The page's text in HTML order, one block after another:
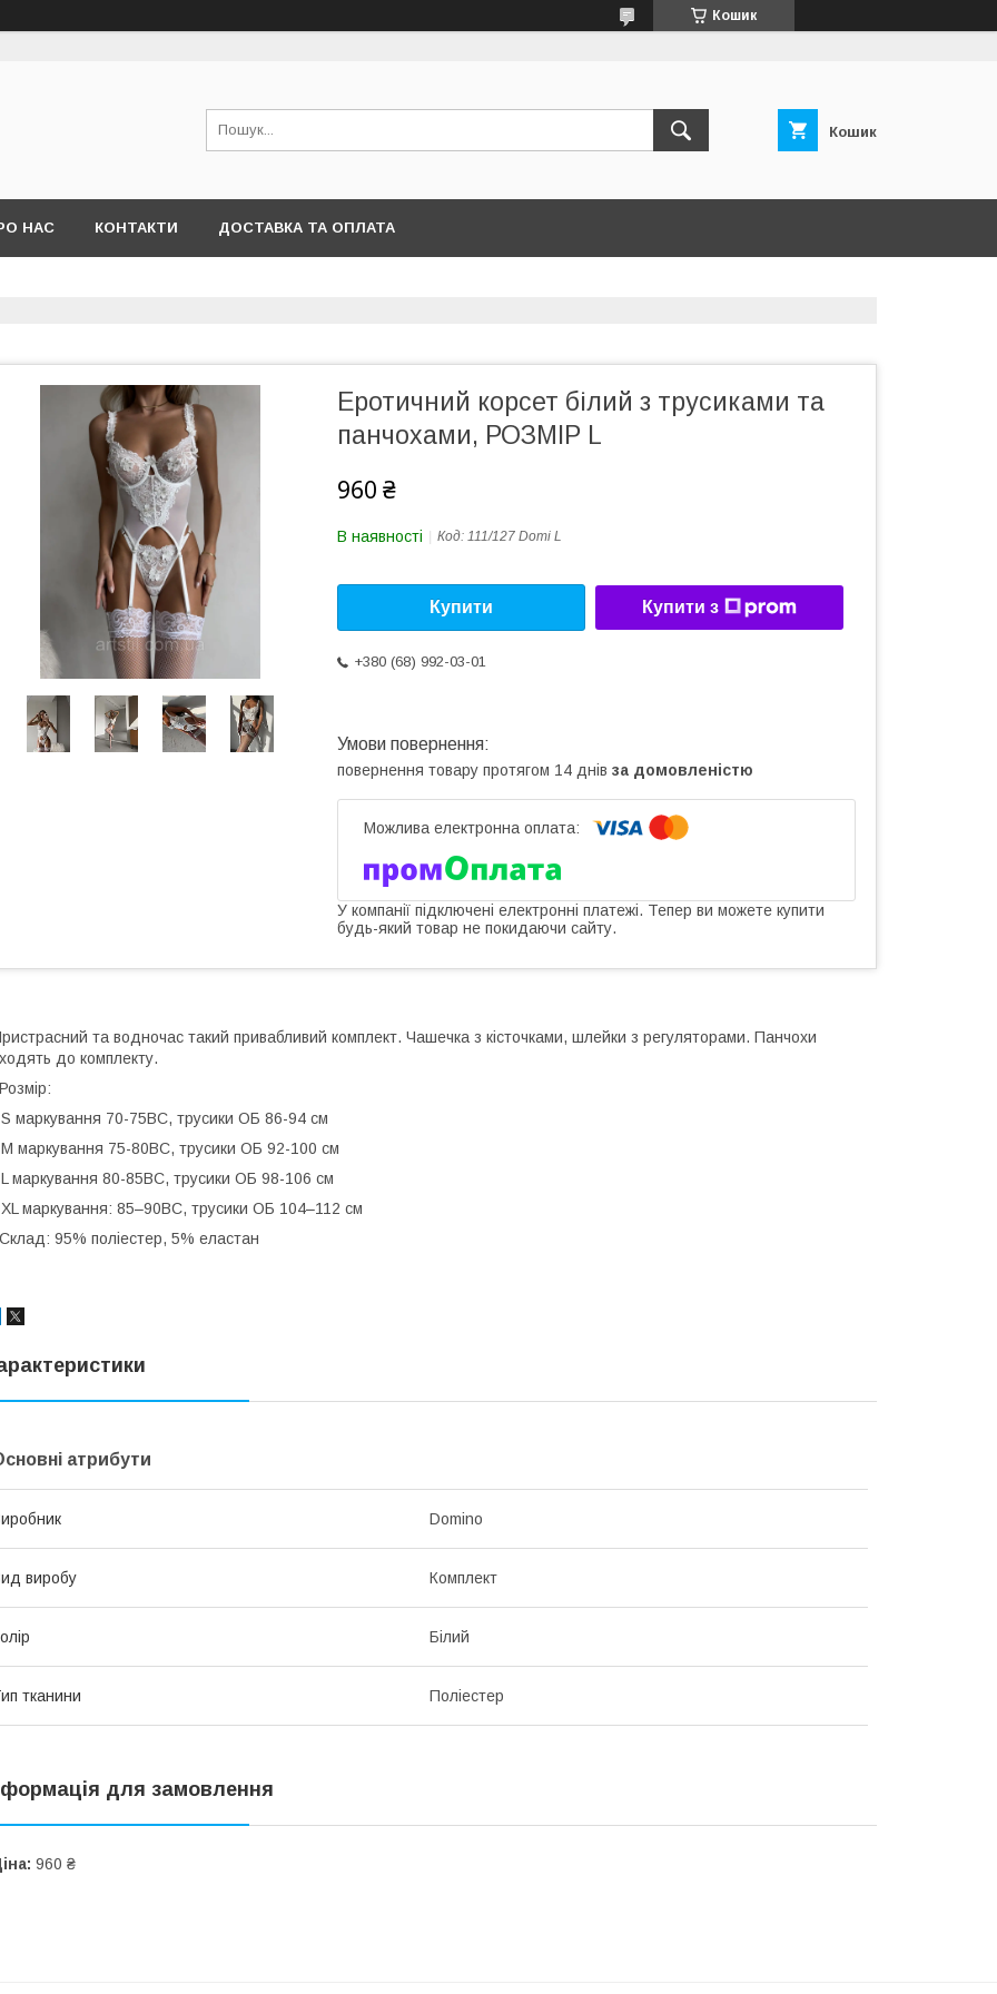
Кошик
Кошик
НАС КОНТАКТИ ДОСТАВКА ТА ОПЛАТА
Еротичний корсет білий з трусиками та
панчохами, РОЗМІР L
960 ₴
В наявності Код: 111/127 Domi L
Купити Купити з
+380 (68) 992-03-01
повернення товару протягом 14 днів за домовленістю
У компанії підключені електронні платежі. Тепер ви можете купити
будь-який товар не покидаючи сайту.
та водночас такий привабливий комплект. Чашечка з кісточками, шлейки з регуляторами. Панчохи
до комплекту.
маркування 70-75ВС, трусики ОБ 86-94 см
маркування 75-80ВС, трусики ОБ 92-100 см
маркування 80-85BC, трусики ОБ 98-106 см
маркування: 85–90BC, трусики ОБ 104–112 см
95% поліестер, 5% еластан
атрибути
Domino
виробу Комплект
Білий
тканини Поліестер
для замовлення
960 ₴